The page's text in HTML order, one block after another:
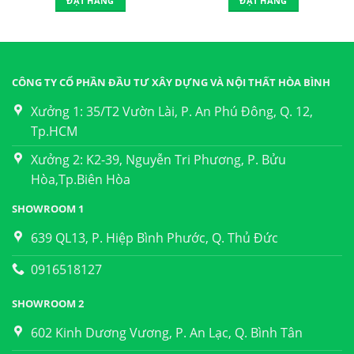
CÔNG TY CỔ PHẦN ĐẦU TƯ XÂY DỰNG VÀ NỘI THẤT HÒA BÌNH
Xưởng 1: 35/T2 Vườn Lài, P. An Phú Đông, Q. 12,
Tp.HCM
Xưởng 2: K2-39, Nguyễn Tri Phương, P. Bửu
Hòa,Tp.Biên Hòa
SHOWROOM 1
639 QL13, P. Hiệp Bình Phước, Q. Thủ Đức
0916518127
SHOWROOM 2
602 Kinh Dương Vương, P. An Lạc, Q. Bình Tân